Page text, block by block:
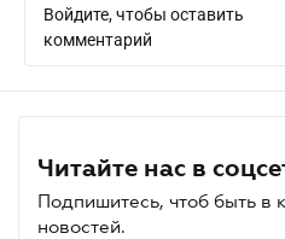
Войдите, чтобы оставить
комментарий
Читайте нас в
Подпишитесь, чтоб быть в
новостей.